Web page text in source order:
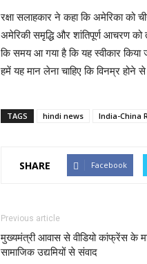
रक्षा सलाहकार ने कहा कि अमेरिका को
अमेरिकी समृद्धि और शांतिपूर्ण आचरण को
कि समय आ गया है कि यह स्वीकार किया
हमें यह मान लेना चाहिए कि विनम्र
TAGS hindi news India-China
SHARE Facebook
Previous article
मुख्यमंत्री आवास से वीडियो कांफ्रेंस के
सामाजिक उद्यमियों से संवाद